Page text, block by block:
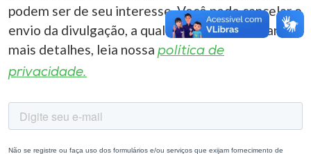
podem ser de seu interesse. Você pode cancelar o
envio da divulgação, a qualquer momento. Para
mais detalhes, leia nossa política de
privacidade.